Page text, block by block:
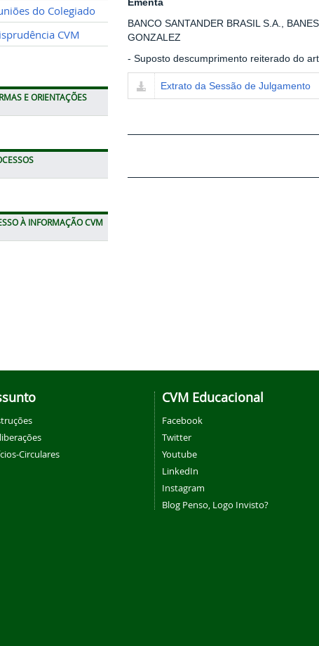
do Colegiado
CVM
E ORIENTAÇÕES
À INFORMAÇÃO CVM
BANCO SANTANDER BRASIL S.A.,
GONZALEZ
- Suposto descumprimento reiterado do
Extrato da Sessão de Julgamento
Circulares
CVM Educacional
Facebook
Twitter
Youtube
LinkedIn
Instagram
Blog Penso, Logo Invisto?